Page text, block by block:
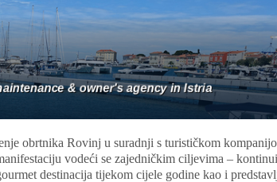
obrtnika Rovinj u suradnji s turističkom
vodeći se zajedničkim ciljevima –
destinacija tijekom cijele godine kao i